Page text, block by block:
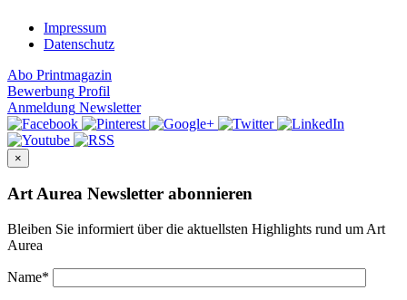
Impressum
Datenschutz
Abo Printmagazin
Bewerbung Profil
Anmeldung Newsletter
×
Art Aurea Newsletter abonnieren
Bleiben Sie informiert über die aktuellsten Highlights rund um Art
Aurea
Name*